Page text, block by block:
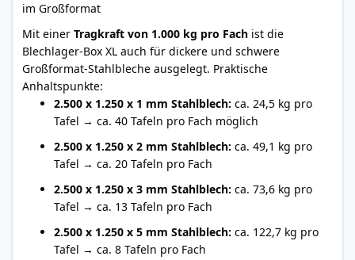
im Großformat
Mit einer Tragkraft von 1.000 kg pro Fach ist die
Blechlager-Box XL auch für dickere und schwere
Großformat-Stahlbleche ausgelegt. Praktische
Anhaltspunkte:
2.500 x 1.250 x 1 mm Stahlblech: ca. 24,5 kg pro
Tafel → ca. 40 Tafeln pro Fach möglich
2.500 x 1.250 x 2 mm Stahlblech: ca. 49,1 kg pro
Tafel → ca. 20 Tafeln pro Fach
2.500 x 1.250 x 3 mm Stahlblech: ca. 73,6 kg pro
Tafel → ca. 13 Tafeln pro Fach
2.500 x 1.250 x 5 mm Stahlblech: ca. 122,7 kg pro
Tafel → ca. 8 Tafeln pro Fach